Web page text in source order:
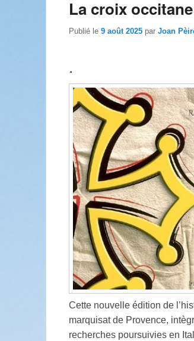
La croix
Publié le 9 août 2025 par Joan
.
Cette nouvelle édition de
marquisat de Provence,
recherches poursuivies en